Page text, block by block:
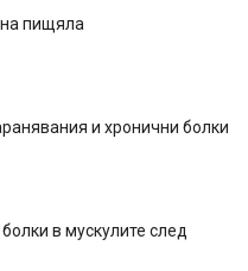
пищяла
и хронични болки
в мускулите след